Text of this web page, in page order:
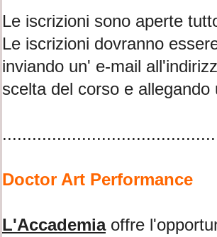
Le iscrizioni sono aperte
Le iscrizioni dovranno
inviando un' e-mail
scelta del corso e
Doctor Art Performance
L'Accademiaoffre